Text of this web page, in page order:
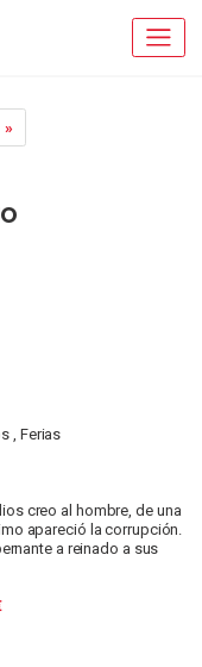
»
, Ferias
creo al hombre, de una
apareció la corrupción.
a reinado a sus